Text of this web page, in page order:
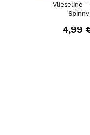
Vlieseline -
4,99